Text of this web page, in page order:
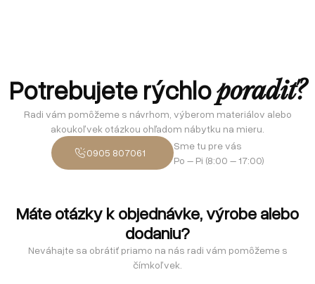
Potrebujete rýchloporadiť?
Radi vám pomôžeme s návrhom, výberom materiálov alebo
akoukoľvek otázkou ohľadom nábytku na mieru.
0905 807061
Sme tu pre vás
Po – Pi (8:00 – 17:00)
Máte otázky k objednávke, výrobe alebo
dodaniu?
Neváhajte sa obrátiť priamo na nás radi vám pomôžeme s
čímkoľvek.